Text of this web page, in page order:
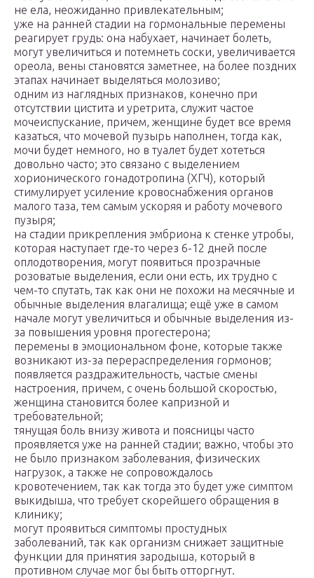
не ела, неожиданно привлекательным;
уже на ранней стадии на гормональные перемены
реагирует грудь: она набухает, начинает болеть,
могут увеличиться и потемнеть соски, увеличивается
ореола, вены становятся заметнее, на более поздних
этапах начинает выделяться молозиво;
одним из наглядных признаков, конечно при
отсутствии цистита и уретрита, служит частое
мочеиспускание, причем, женщине будет все время
казаться, что мочевой пузырь наполнен, тогда как,
мочи будет немного, но в туалет будет хотеться
довольно часто; это связано с выделением
хорионического гонадотропина (ХГЧ), который
стимулирует усиление кровоснабжения органов
малого таза, тем самым ускоряя и работу мочевого
пузыря;
на стадии прикрепления эмбриона к стенке утробы,
которая наступает где-то через 6-12 дней после
оплодотворения, могут появиться прозрачные
розоватые выделения, если они есть, их трудно с
чем-то спутать, так как они не похожи на месячные и
обычные выделения влагалища; ещё уже в самом
начале могут увеличиться и обычные выделения из-
за повышения уровня прогестерона;
перемены в эмоциональном фоне, которые также
возникают из-за перераспределения гормонов;
появляется раздражительность, частые смены
настроения, причем, с очень большой скоростью,
женщина становится более капризной и
требовательной;
тянущая боль внизу живота и поясницы часто
проявляется уже на ранней стадии; важно, чтобы это
не было признаком заболевания, физических
нагрузок, а также не сопровождалось
кровотечением, так как тогда это будет уже симптом
выкидыша, что требует скорейшего обращения в
клинику;
могут проявиться симптомы простудных
заболеваний, так как организм снижает защитные
функции для принятия зародыша, который в
противном случае мог бы быть отторгнут.